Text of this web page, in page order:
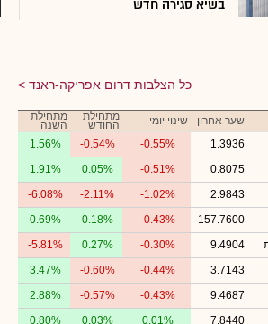
בשיא סגירה חדש
כל הצלבות דרום אפריקה-ראנד
שער אחרון שינוי יומי מתחילת
החודש
מתחילת
השנה
1.3936
-0.55%
-0.54%
1.56%
0.8075
-0.51%
0.05%
1.91%
2.9843
-1.02%
-2.11%
-6.08%
157.7600
-0.43%
0.18%
0.69%
9.4904
-0.30%
0.27%
-5.81%
3.7143
-0.44%
-0.60%
3.47%
9.4687
-0.43%
-0.57%
2.88%
7.8440
0.01%
0.03%
0.80%